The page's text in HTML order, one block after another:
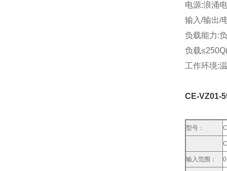
电源:浪涌
输入/输出/
负载能力:
负载
工作环境:
CE-VZ01-
型号：
输入范围：